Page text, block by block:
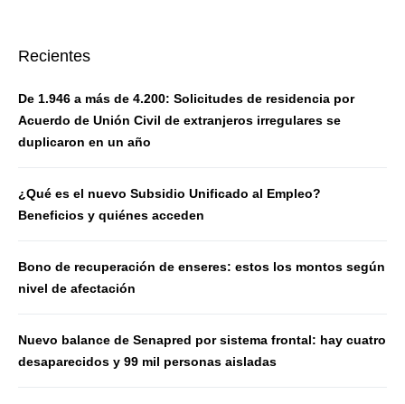
Recientes
De 1.946 a más de 4.200: Solicitudes de residencia por
Acuerdo de Unión Civil de extranjeros irregulares se
duplicaron en un año
¿Qué es el nuevo Subsidio Unificado al Empleo?
Beneficios y quiénes acceden
Bono de recuperación de enseres: estos los montos según
nivel de afectación
Nuevo balance de Senapred por sistema frontal: hay cuatro
desaparecidos y 99 mil personas aisladas